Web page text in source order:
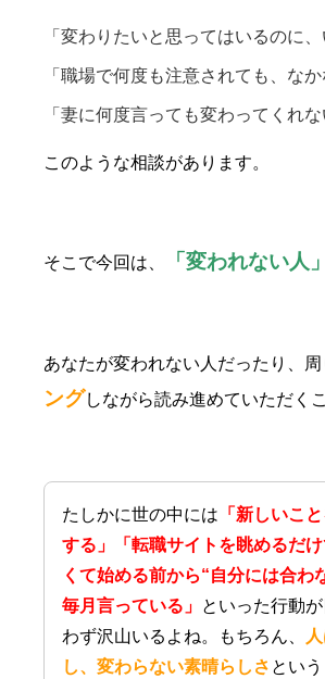
「変わりたいと思ってはいるのに
「職場で何度も注意されても、な
「妻に何度言っても変わってくれ
このような相談があります。
そこで今回は、 「変われない人」
あなたが変われない人だったり、
ングしながら読み進めていただく
たしかに世の中には 「新しいこ
する」「転職サイトを眺めるだ
くて始める前から“自分には合わ
毎月言っている」 といった行動
わず沢山いるよね。もちろん、
し、変わらない素晴らしさ とい